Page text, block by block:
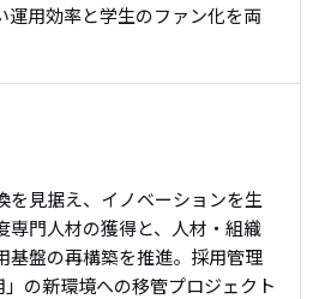
運用効率と学生のファン化を両
を見据え、イノベーションを生
専門人材の獲得と、人材・組織
基盤の再構築を推進。採用管理
の新環境への移管プロジェクト